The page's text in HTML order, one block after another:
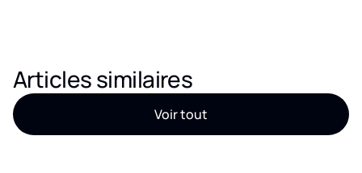
Articles similaires
Voir tout